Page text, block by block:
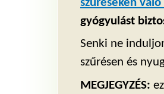
gyógyulást
Senki ne
szűrésen és
MEGJEGYZÉS: